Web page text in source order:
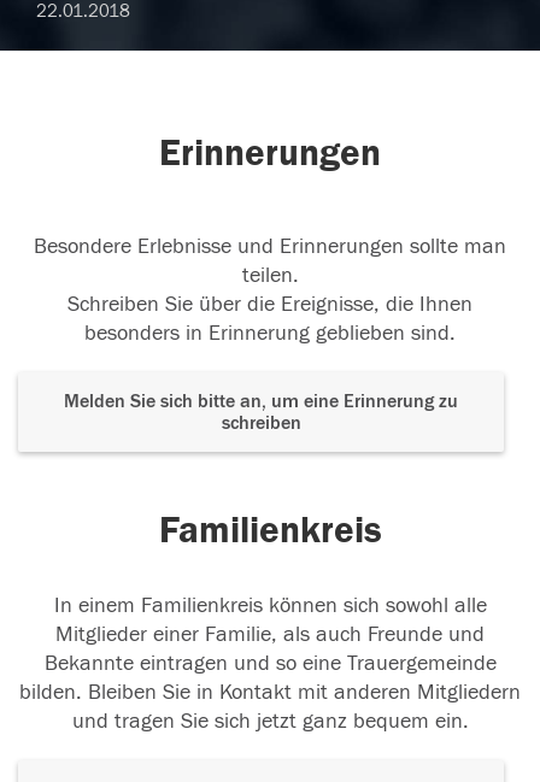
22.01.2018
Erinnerungen
Besondere Erlebnisse und Erinnerungen sollte man
teilen.
Schreiben Sie über die Ereignisse, die Ihnen
besonders in Erinnerung geblieben sind.
Melden Sie sich bitte an, um eine Erinnerung zu
schreiben
Familienkreis
In einem Familienkreis können sich sowohl alle
Mitglieder einer Familie, als auch Freunde und
Bekannte eintragen und so eine Trauergemeinde
bilden. Bleiben Sie in Kontakt mit anderen Mitgliedern
und tragen Sie sich jetzt ganz bequem ein.